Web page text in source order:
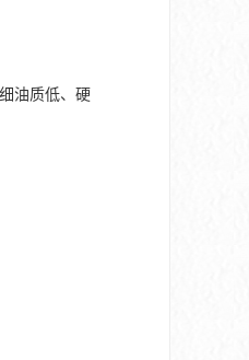
油质低、硬